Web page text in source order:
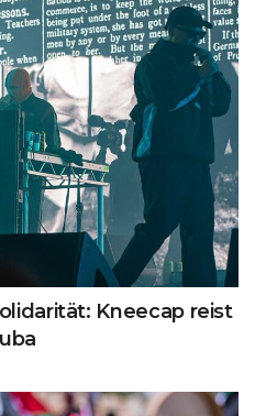
Kneecap reist